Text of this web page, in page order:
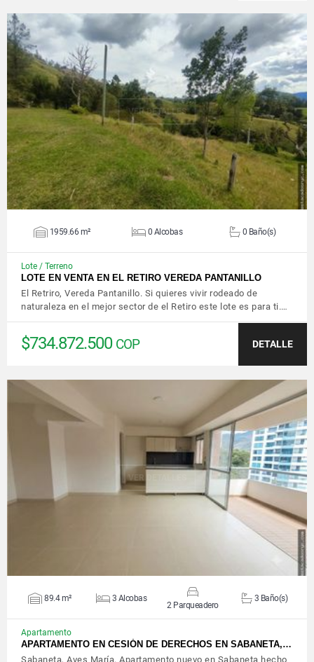
VER DETALLES
1959.66 m² 0 Alcobas 0 Baño(s)
Lote / Terreno
LOTE EN VENTA EN EL RETIRO VEREDA PANTANILLO
El Retriro, Vereda Pantanillo. Si quieres vivir rodeado de
naturaleza en el mejor sector de el Retiro este lote es para ti.…
$734.872.500 COP DETALLE
VER DETALLES
89.4 m² 3 Alcobas
2 Parqueadero
3 Baño(s)
Apartamento
APARTAMENTO EN CESIÓN DE DERECHOS EN SABANETA,…
Sabaneta, Aves María. Apartamento nuevo en Sabaneta hecho